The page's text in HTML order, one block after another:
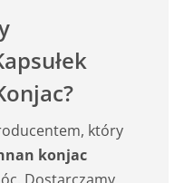
który
konjac